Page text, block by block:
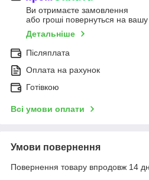
Ви отримаєте замовлення
або гроші повернуться на вашу
Детальніше
Післяплата
Оплата на рахунок
Готівкою
Всі умови оплати
Умови повернення
Повернення товару впродовж 14